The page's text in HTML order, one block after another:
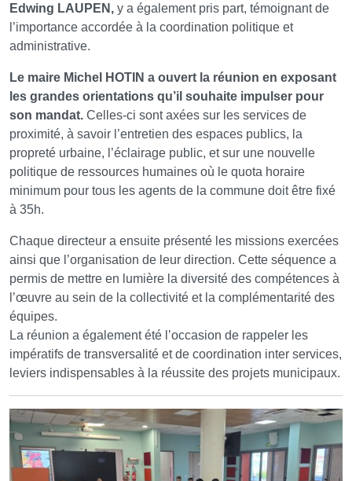
Edwing LAUPEN, y a également pris part, témoignant de
l’importance accordée à la coordination politique et
administrative.
Le maire Michel HOTIN a ouvert la réunion en exposant
les grandes orientations qu’il souhaite impulser pour
son mandat. Celles-ci sont axées sur les services de
proximité, à savoir l’entretien des espaces publics, la
propreté urbaine, l’éclairage public, et sur une nouvelle
politique de ressources humaines où le quota horaire
minimum pour tous les agents de la commune doit être fixé
à 35h.
Chaque directeur a ensuite présenté les missions exercées
ainsi que l’organisation de leur direction. Cette séquence a
permis de mettre en lumière la diversité des compétences à
l’œuvre au sein de la collectivité et la complémentarité des
équipes.
La réunion a également été l’occasion de rappeler les
impératifs de transversalité et de coordination inter services,
leviers indispensables à la réussite des projets municipaux.